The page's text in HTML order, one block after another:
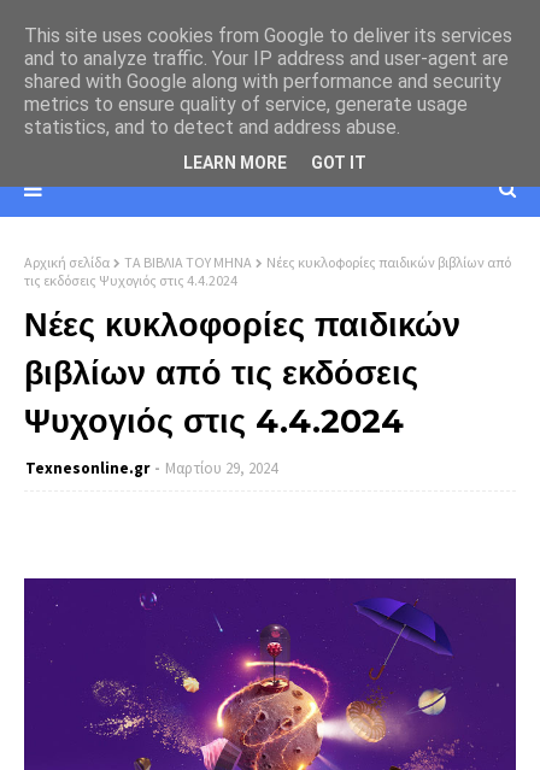
Αρχική σελίδα ΤΑ ΒΙΒΛΙΑ ΤΟΥ ΜΗΝΑ
Νέες κυκλοφορίες παιδικών βιβλίων από
τις εκδόσεις Ψυχογιός στις 4.4.2024
Νέες κυκλοφορίες παιδικών
βιβλίων από τις εκδόσεις
Ψυχογιός στις 4.4.2024
Texnesοnline.gr Μαρτίου 29, 2024
This site uses cookies from Google to deliver its services
and to analyze traffic. Your IP address and user-agent are
shared with Google along with performance and security
metrics to ensure quality of service, generate usage
statistics, and to detect and address abuse.
LEARN MORE GOT IT